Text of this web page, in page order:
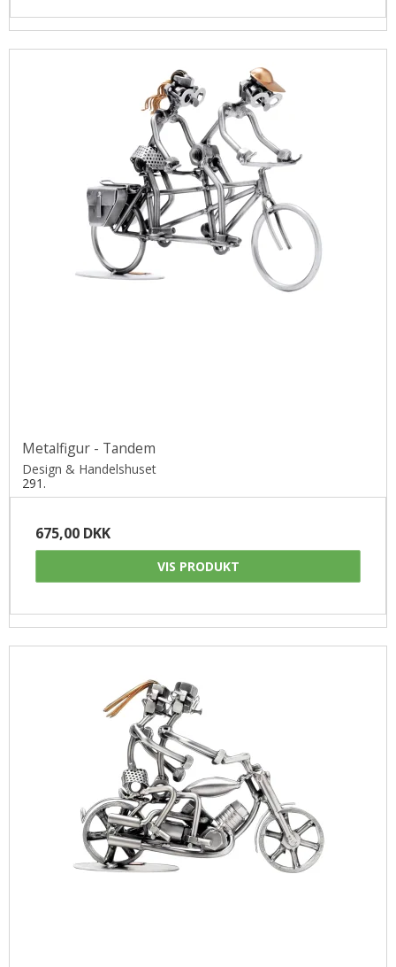
Metalfigur - Tandem
Design & Handelshuset
291.
675,00 DKK
VIS PRODUKT